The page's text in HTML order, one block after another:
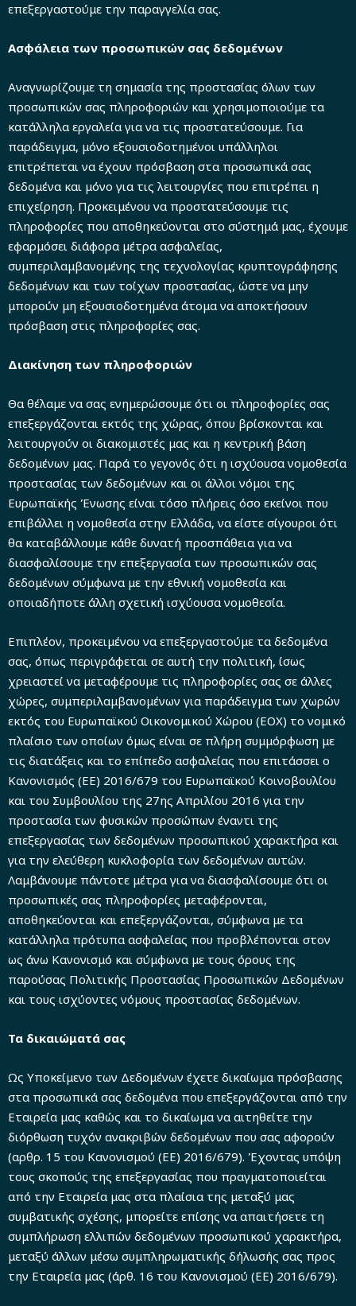
επεξεργαστούμε την παραγγελία σας.
Ασφάλεια των προσωπικών σας δεδομένων
Αναγνωρίζουμε τη σημασία της προστασίας όλων των
προσωπικών σας πληροφοριών και χρησιμοποιούμε τα
κατάλληλα εργαλεία για να τις προστατεύσουμε. Για
παράδειγμα, μόνο εξουσιοδοτημένοι υπάλληλοι
επιτρέπεται να έχουν πρόσβαση στα προσωπικά σας
δεδομένα και μόνο για τις λειτουργίες που επιτρέπει η
επιχείρηση. Προκειμένου να προστατεύσουμε τις
πληροφορίες που αποθηκεύονται στο σύστημά μας, έχουμε
εφαρμόσει διάφορα μέτρα ασφαλείας,
συμπεριλαμβανομένης της τεχνολογίας κρυπτογράφησης
δεδομένων και των τοίχων προστασίας, ώστε να μην
μπορούν μη εξουσιοδοτημένα άτομα να αποκτήσουν
πρόσβαση στις πληροφορίες σας.
Διακίνηση των πληροφοριών
Θα θέλαμε να σας ενημερώσουμε ότι οι πληροφορίες σας
επεξεργάζονται εκτός της χώρας, όπου βρίσκονται και
λειτουργούν οι διακομιστές μας και η κεντρική βάση
δεδομένων μας. Παρά το γεγονός ότι η ισχύουσα νομοθεσία
προστασίας των δεδομένων και οι άλλοι νόμοι της
Ευρωπαϊκής Ένωσης είναι τόσο πλήρεις όσο εκείνοι που
επιβάλλει η νομοθεσία στην Ελλάδα, να είστε σίγουροι ότι
θα καταβάλλουμε κάθε δυνατή προσπάθεια για να
διασφαλίσουμε την επεξεργασία των προσωπικών σας
δεδομένων σύμφωνα με την εθνική νομοθεσία και
οποιαδήποτε άλλη σχετική ισχύουσα νομοθεσία.
Επιπλέον, προκειμένου να επεξεργαστούμε τα δεδομένα
σας, όπως περιγράφεται σε αυτή την πολιτική, ίσως
χρειαστεί να μεταφέρουμε τις πληροφορίες σας σε άλλες
χώρες, συμπεριλαμβανομένων για παράδειγμα των χωρών
εκτός του Ευρωπαϊκού Οικονομικού Χώρου (ΕΟΧ) το νομικό
πλαίσιο των οποίων όμως είναι σε πλήρη συμμόρφωση με
τις διατάξεις και το επίπεδο ασφαλείας που επιτάσσει ο
Κανονισμός (ΕΕ) 2016/679 του Ευρωπαϊκού Κοινοβουλίου
και του Συμβουλίου της 27ης Απριλίου 2016 για την
προστασία των φυσικών προσώπων έναντι της
επεξεργασίας των δεδομένων προσωπικού χαρακτήρα και
για την ελεύθερη κυκλοφορία των δεδομένων αυτών.
Λαμβάνουμε πάντοτε μέτρα για να διασφαλίσουμε ότι οι
προσωπικές σας πληροφορίες μεταφέρονται,
αποθηκεύονται και επεξεργάζονται, σύμφωνα με τα
κατάλληλα πρότυπα ασφαλείας που προβλέπονται στον
ως άνω Κανονισμό και σύμφωνα με τους όρους της
παρούσας Πολιτικής Προστασίας Προσωπικών Δεδομένων
και τους ισχύοντες νόμους προστασίας δεδομένων.
Τα δικαιώματά σας
Ως Υποκείμενο των Δεδομένων έχετε δικαίωμα πρόσβασης
στα προσωπικά σας δεδομένα που επεξεργάζονται από την
Εταιρεία μας καθώς και το δικαίωμα να αιτηθείτε την
διόρθωση τυχόν ανακριβών δεδομένων που σας αφορούν
(αρθρ. 15 του Κανονισμού (ΕΕ) 2016/679). Έχοντας υπόψη
τους σκοπούς της επεξεργασίας που πραγματοποιείται
από την Εταιρεία μας στα πλαίσια της μεταξύ μας
συμβατικής σχέσης, μπορείτε επίσης να απαιτήσετε τη
συμπλήρωση ελλιπών δεδομένων προσωπικού χαρακτήρα,
μεταξύ άλλων μέσω συμπληρωματικής δήλωσής σας προς
την Εταιρεία μας (άρθ. 16 του Κανονισμού (ΕΕ) 2016/679).